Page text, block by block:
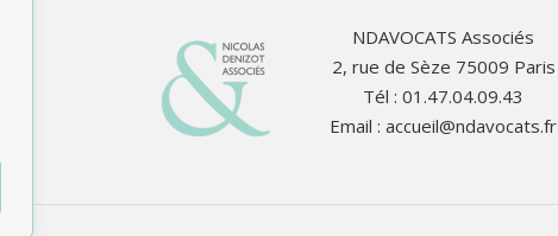
NDAVOCATS Associés
2, rue de Sèze 75009 Paris
Tél : 01.47.04.09.43
Email :accueil@ndavocats.fr